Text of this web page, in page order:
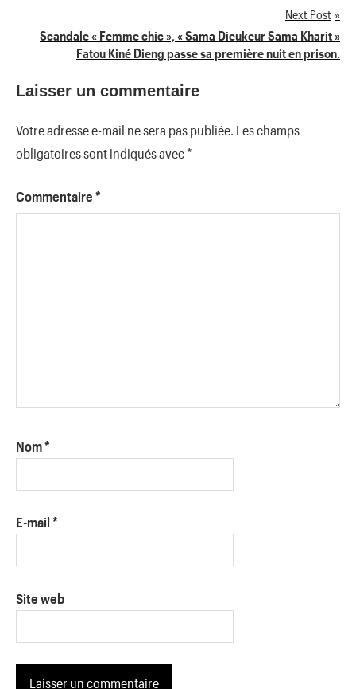
l’article
Next Post
Scandale « Femme chic », « Sama Dieukeur Sama Kharit »
Fatou Kiné Dieng passe sa première nuit en prison.
Laisser un commentaire
Votre adresse e-mail ne sera pas publiée. Les champs
obligatoires sont indiqués avec*
Commentaire *
Nom*
E-mail *
Site web